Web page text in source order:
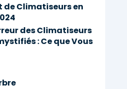
de Climatiseurs en
des Climatiseurs
: Ce que Vous